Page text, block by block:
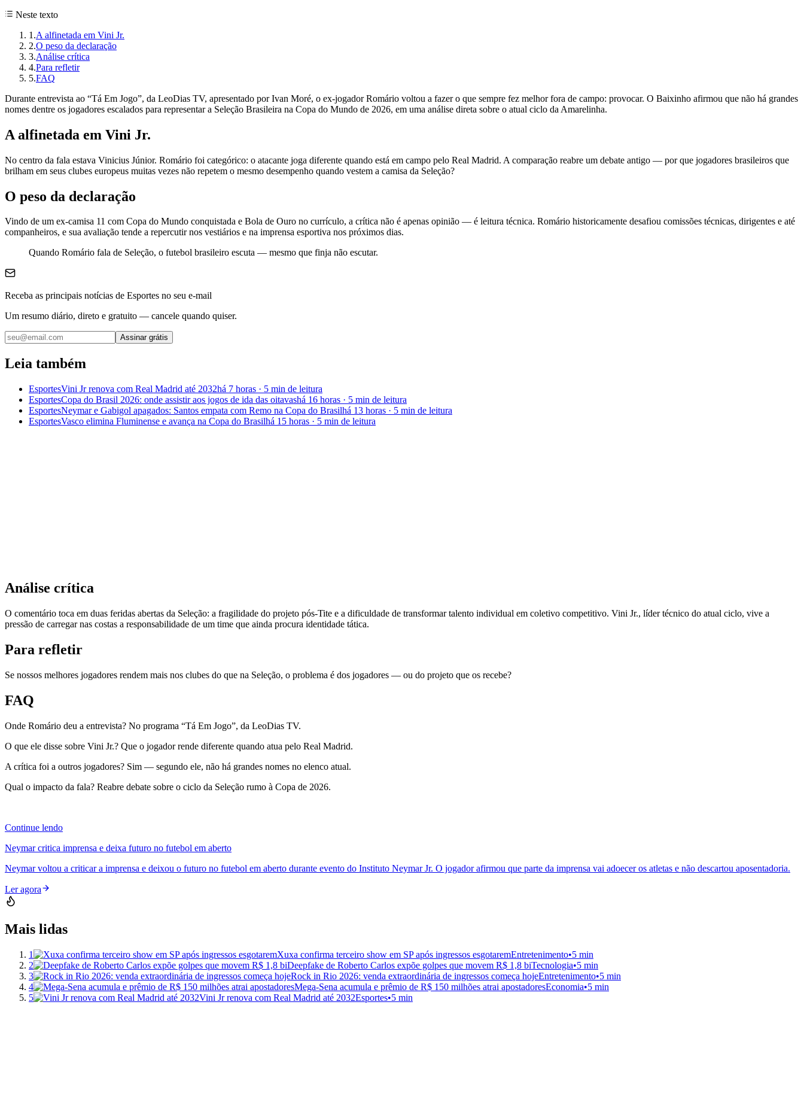
Neste texto
1 .A alfinetada em Vini Jr.
2.O peso da declaração
3.Análise crítica
4.Para refletir
5.FAQ
Durante entrevista ao “Tá Em Jogo”, da LeoDias TV, apresentado por Ivan Moré, o ex-jogador Romário voltou a fazer o que sempre fez melhor fora de campo: provocar. O Baixinho afirmou que não há grandes
nomes dentre os jogadores escalados para representar a Seleção Brasileira na Copa do Mundo de 2026, em uma análise direta sobre o atual ciclo da Amarelinha.
A alfinetada em Vini Jr.
No centro da fala estava Vinicius Júnior. Romário foi categórico: o atacante joga diferente quando está em campo pelo Real Madrid. A comparação reabre um debate antigo — por que jogadores brasileiros que
brilham em seus clubes europeus muitas vezes não repetem o mesmo desempenho quando vestem a camisa da Seleção?
O peso da declaração
Vindo de um ex-camisa 11 com Copa do Mundo conquistada e Bola de Ouro no currículo, a crítica não é apenas opinião — é leitura técnica. Romário historicamente desafiou comissões técnicas, dirigentes e até
companheiros, e sua avaliação tende a repercutir nos vestiários e na imprensa esportiva nos próximos dias.
Quando Romário fala de Seleção, o futebol brasileiro escuta — mesmo que finja não escutar.
Receba as principais notícias de Esportes no seu e-mail
Um resumo diário, direto e gratuito — cancele quando quiser.
Assinar grátis
Leia também
EsportesVini Jr renova com Real Madrid até 2032há 7 horas · 5 min de leitura
EsportesCopa do Brasil 2026: onde assistir aos jogos de ida das oitavashá 16 horas · 5 min de leitura
EsportesNeymar e Gabigol apagados: Santos empata com Remo na Copa do Brasilhá 13 horas · 5 min de leitura
EsportesVasco elimina Fluminense e avança na Copa do Brasilhá 15 horas · 5 min de leitura
Análise crítica
O comentário toca em duas feridas abertas da Seleção: a fragilidade do projeto pós-Tite e a dificuldade de transformar talento individual em coletivo competitivo. Vini Jr., líder técnico do atual ciclo, vive a
pressão de carregar nas costas a responsabilidade de um time que ainda procura identidade tática.
Para refletir
Se nossos melhores jogadores rendem mais nos clubes do que na Seleção, o problema é dos jogadores — ou do projeto que os recebe?
FAQ
Onde Romário deu a entrevista? No programa “Tá Em Jogo”, da LeoDias TV.
O que ele disse sobre Vini Jr.? Que o jogador rende diferente quando atua pelo Real Madrid.
A crítica foi a outros jogadores? Sim — segundo ele, não há grandes nomes no elenco atual.
Qual o impacto da fala? Reabre debate sobre o ciclo da Seleção rumo à Copa de 2026.
Continue lendo
Neymar critica imprensa e deixa futuro no futebol em aberto
Neymar voltou a criticar a imprensa e deixou o futuro no futebol em aberto durante evento do Instituto Neymar Jr. O jogador afirmou que parte da imprensa vai adoecer os atletas e não descartou aposentadoria.
Ler agora
Mais lidas
1 Xuxa confirma terceiro show em SP após ingressos esgotaremEntretenimento•5 min
2
Deepfake de Roberto Carlos expõe golpes que movem R$ 1,8 biTecnologia•5 min
3
Rock in Rio 2026: venda extraordinária de ingressos começa hojeEntretenimento•5 min
4
Mega-Sena acumula e prêmio de R$ 150 milhões atrai apostadoresEconomia•5 min
5
Vini Jr renova com Real Madrid até 2032Esportes•5 min